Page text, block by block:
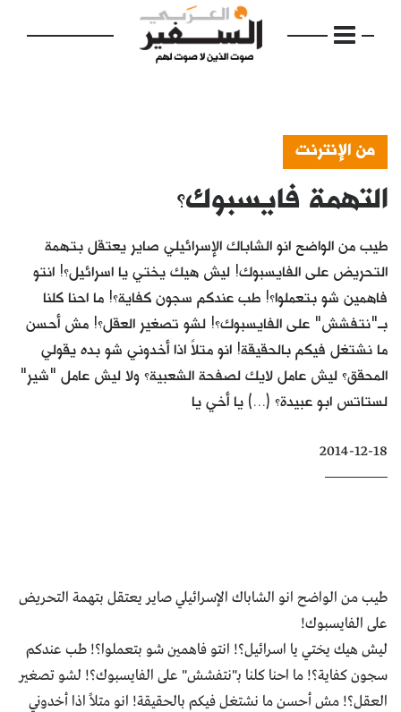
الرئيسية
إفتتاحية
فكرة
دفاتر
بالصورة
الأرشيف
من الإنترنت
التهمة فايسبوك؟
طيب من الواضح انو الشاباك الإسرائيلي صاير يعتقل بتهمة
التحريض على الفايسبوك! ليش هيك يختي يا اسرائيل؟! انتو
فاهمين شو بتعملوا؟! طب عندكم سجون كفاية؟! ما احنا كلنا
بـ"نتفشش" على الفايسبوك؟! لشو تصغير العقل؟! مش أحسن
ما نشتغل فيكم بالحقيقة! انو متلاً اذا أخدوني شو بده يقولي
المحقق؟ ليش عامل لايك لصفحة الشعبية؟ ولا ليش عامل "شير"
لستاتس ابو عبيدة؟ (...) يا أخي يا
2014-12-18
طيب من الواضح انو الشاباك الإسرائيلي صاير يعتقل بتهمة التحريض
على الفايسبوك!
ليش هيك يختي يا اسرائيل؟! انتو فاهمين شو بتعملوا؟! طب عندكم
سجون كفاية؟! ما احنا كلنا بـ"نتفشش" على الفايسبوك؟! لشو تصغير
العقل؟! مش أحسن ما نشتغل فيكم بالحقيقة! انو متلاً اذا أخدوني